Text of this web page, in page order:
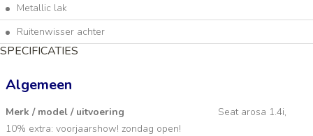
Metallic lak
Ruitenwisser achter
SPECIFICATIES
Algemeen
Merk / model / uitvoering
Seat arosa 1.4i,
10% extra: voorjaarshow! zondag open!